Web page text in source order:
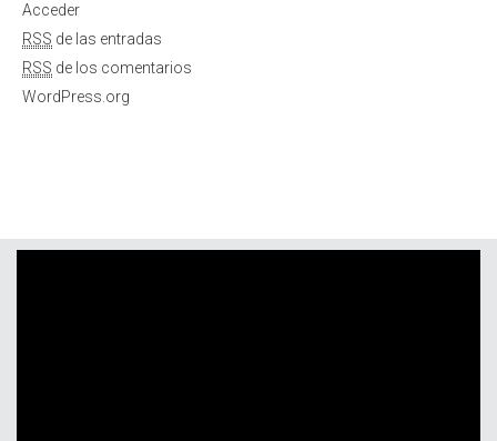
Acceder
RSS de las entradas
RSS de los comentarios
WordPress.org